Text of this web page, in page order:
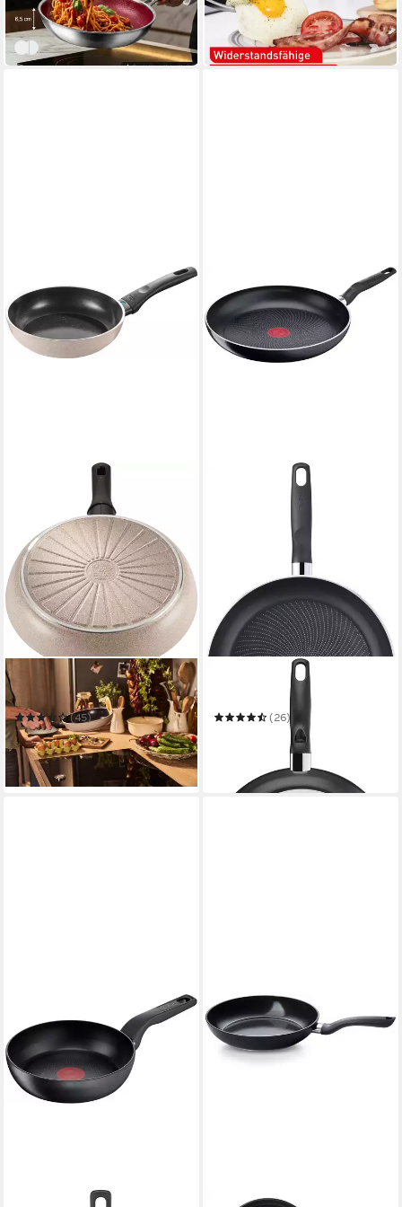
-20%
in 3-4 Werktagen bei dir
RotSchwarz
-21%
in 2-3 Werktagen bei dir
Bratpfanne Ledro
(45)
ab 27,86 € UVP44,95 €
-38%
in 1-2 Werktagen bei dir
Bratpfanne Start'Easy
(26)
UVP34,99 €
in 2-3 Werktagen bei dir